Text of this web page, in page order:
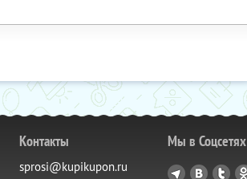
Контакты
sprosi@kupikupon.ru
Мы в Соцсетях